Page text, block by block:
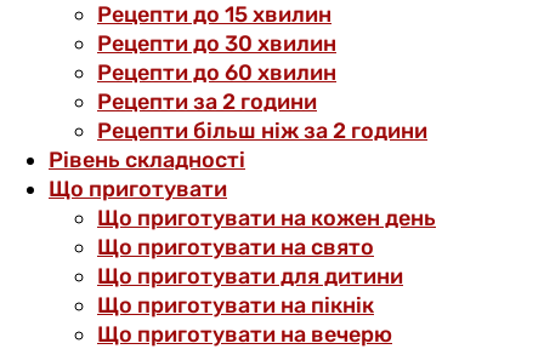
Рецепти до 15 хвилин
Рецепти до 30 хвилин
Рецепти до 60 хвилин
Рецепти за 2 години
Рецепти більш ніж за 2 години
Рівень складності
Що приготувати
Що приготувати на кожен день
Що приготувати на свято
Що приготувати для дитини
Що приготувати на пікнік
Що приготувати на вечерю